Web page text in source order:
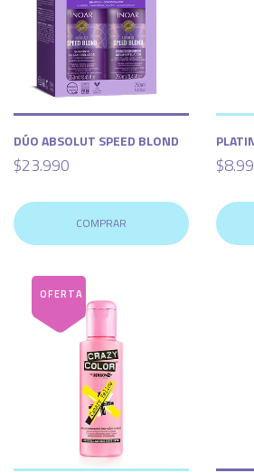
DÚO ABSOLUT SPEED BLOND
$23.990
COMPRAR